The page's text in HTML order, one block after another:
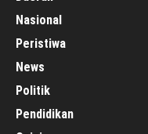
Nasional
Peristiwa
News
Politik
Pendidikan